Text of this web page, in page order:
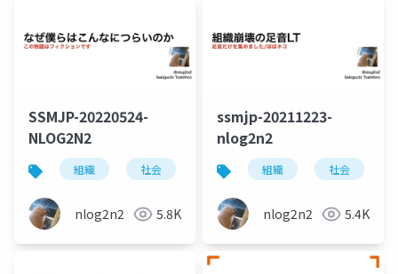
SSMJP-20220524-
NLOG2N2
組織 社会 メンタル メンタルケア
nlog2n2 5.8K
ssmjp-20211223-
nlog2n2
組織 社会
nlog2n2 5.4K